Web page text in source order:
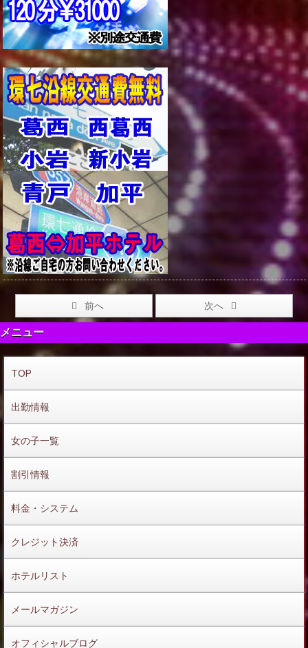
前へ 次へ
メニュー
TOP
出勤情報
女の子一覧
割引情報
料金・システム
クレジット決済
ホテルリスト
メールマガジン
オフィシャルブログ